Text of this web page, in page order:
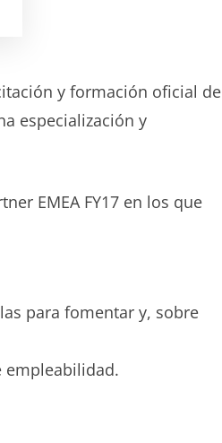
y formación oficial de
especialización y
EMEA FY17 en los que
para fomentar y, sobre
empleabilidad.